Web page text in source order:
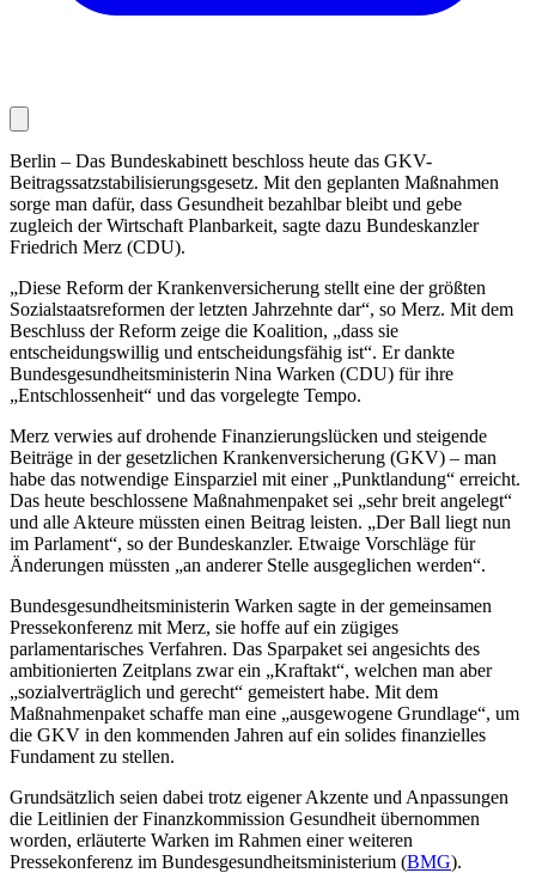
Berlin – Das Bundeskabinett beschloss heute das GKV-
Beitragssatzstabilisierungsgesetz. Mit den geplanten Maßnahmen
sorge man dafür, dass Gesundheit bezahlbar bleibt und gebe
zugleich der Wirtschaft Planbarkeit, sagte dazu Bundeskanzler
Friedrich Merz (CDU).
„Diese Reform der Krankenversicherung stellt eine der größten
Sozialstaatsreformen der letzten Jahrzehnte dar“, so Merz. Mit dem
Beschluss der Reform zeige die Koalition, „dass sie
entscheidungswillig und entscheidungsfähig ist“. Er dankte
Bundesgesundheitsministerin Nina Warken (CDU) für ihre
„Entschlossenheit“ und das vorgelegte Tempo.
Merz verwies auf drohende Finanzierungslücken und steigende
Beiträge in der gesetzlichen Krankenversicherung (GKV) – man
habe das notwendige Einsparziel mit einer „Punktlandung“ erreicht.
Das heute beschlossene Maßnahmenpaket sei „sehr breit angelegt“
und alle Akteure müssten einen Beitrag leisten. „Der Ball liegt nun
im Parlament“, so der Bundeskanzler. Etwaige Vorschläge für
Änderungen müssten „an anderer Stelle ausgeglichen werden“.
Bundesgesundheitsministerin Warken sagte in der gemeinsamen
Pressekonferenz mit Merz, sie hoffe auf ein zügiges
parlamentarisches Verfahren. Das Sparpaket sei angesichts des
ambitionierten Zeitplans zwar ein „Kraftakt“, welchen man aber
„sozialverträglich und gerecht“ gemeistert habe. Mit dem
Maßnahmenpaket schaffe man eine „ausgewogene Grundlage“, um
die GKV in den kommenden Jahren auf ein solides finanzielles
Fundament zu stellen.
Grundsätzlich seien dabei trotz eigener Akzente und Anpassungen
die Leitlinien der Finanzkommission Gesundheit übernommen
worden, erläuterte Warken im Rahmen einer weiteren
Pressekonferenz im Bundesgesundheitsministerium (BMG).